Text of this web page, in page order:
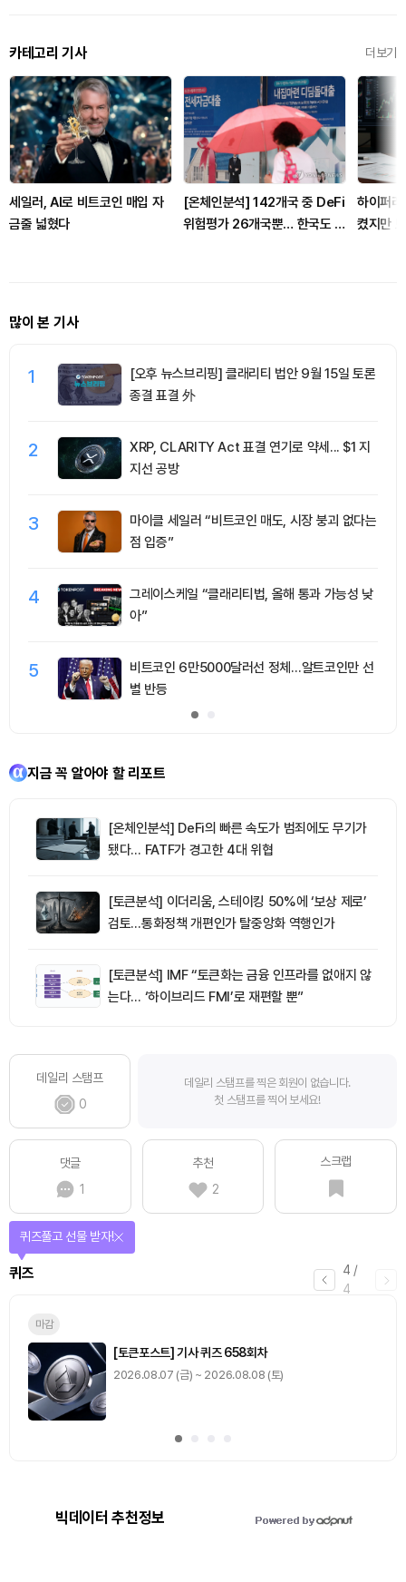
카테고리 기사 더보기
세일러, AI로 비트코인 매입 자
금줄 넓혔다
[온체인분석] 142개국 중 DeFi
위험평가 26개국뿐… 한국도 규
하이퍼
켰지만
많이 본 기사
1
[오후 뉴스브리핑] 클래리티 법안 9월 15일 토론
종결 표결 外
2
XRP, CLARITY Act 표결 연기로 약세... $1 지
지선 공방
3
마이클 세일러 “비트코인 매도, 시장 붕괴 없다는
점 입증”
4
그레이스케일 “클래리티법, 올해 통과 가능성 낮
아”
5
비트코인 6만5000달러선 정체…알트코인만 선
별 반등
지금 꼭 알아야 할 리포트
[온체인분석] DeFi의 빠른 속도가 범죄에도 무기가
됐다… FATF가 경고한 4대 위협
[토큰분석] 이더리움, 스테이킹 50%에 ‘보상 제로’
검토…통화정책 개편인가 탈중앙화 역행인가
[토큰분석] IMF “토큰화는 금융 인프라를 없애지 않
는다… ‘하이브리드 FMI’로 재편할 뿐”
데일리 스탬프
0
데일리 스탬프를 찍은 회원이 없습니다.
첫 스탬프를 찍어 보세요!
댓글
1
추천
2
스크랩
4 /
4
퀴즈
퀴즈풀고 선물 받자!
마감
[토큰포스트] 기사 퀴즈 658회차
2026.08.07 (금) ~ 2026.08.08 (토)
빅데이터 추천정보